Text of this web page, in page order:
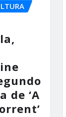
de ‘A